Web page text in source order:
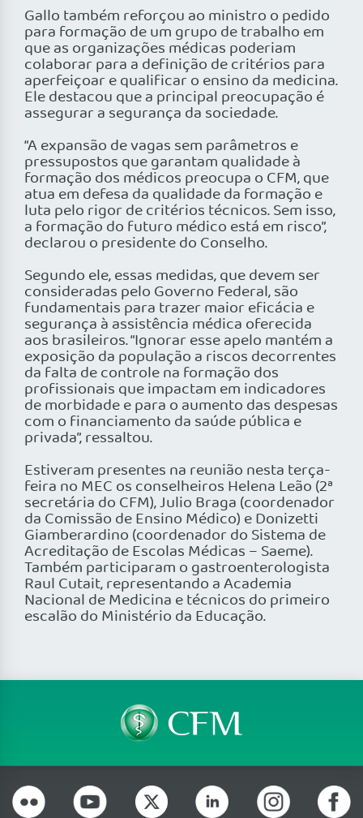
Gallo também reforçou ao ministro o pedido
para formação de um grupo de trabalho em
que as organizações médicas poderiam
colaborar para a definição de critérios para
aperfeiçoar e qualificar o ensino da medicina.
Ele destacou que a principal preocupação é
assegurar a segurança da sociedade.
“A expansão de vagas sem parâmetros e
pressupostos que garantam qualidade à
formação dos médicos preocupa o CFM, que
atua em defesa da qualidade da formação e
luta pelo rigor de critérios técnicos. Sem isso,
a formação do futuro médico está em risco”,
declarou o presidente do Conselho.
Segundo ele, essas medidas, que devem ser
consideradas pelo Governo Federal, são
fundamentais para trazer maior eficácia e
segurança à assistência médica oferecida
aos brasileiros. “Ignorar esse apelo mantém a
exposição da população a riscos decorrentes
da falta de controle na formação dos
profissionais que impactam em indicadores
de morbidade e para o aumento das despesas
com o financiamento da saúde pública e
privada”, ressaltou.
Estiveram presentes na reunião nesta terça-
feira no MEC os conselheiros Helena Leão (2ª
secretária do CFM), Julio Braga (coordenador
da Comissão de Ensino Médico) e Donizetti
Giamberardino (coordenador do Sistema de
Acreditação de Escolas Médicas – Saeme).
Também participaram o gastroenterologista
Raul Cutait, representando a Academia
Nacional de Medicina e técnicos do primeiro
escalão do Ministério da Educação.